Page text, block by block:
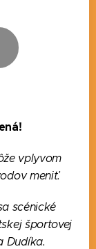
vplyvom
meniť.
scénické
športovej
Dudíka.